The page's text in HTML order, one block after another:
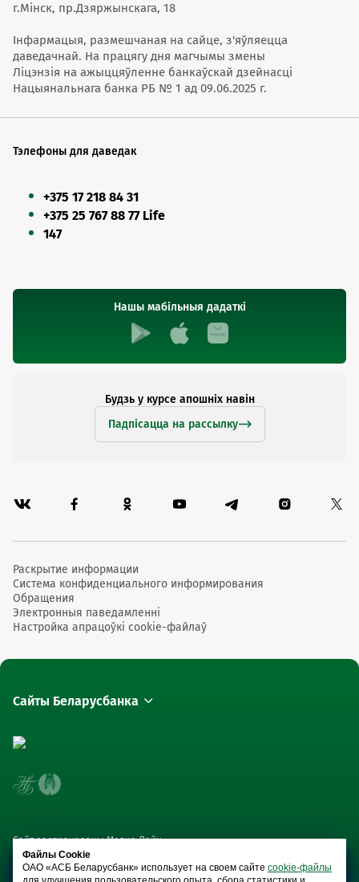
г.Мінск, пр.Дзяржынскага, 18
Інфармацыя, размешчаная на сайце, з'яўляецца
даведачнай. На працягу дня магчымы змены
Ліцэнзія на ажыццяўленне банкаўскай дзейнасці
Нацыянальнага банка РБ № 1 ад 09.06.2025 г.
Тэлефоны для даведак
+375 17 218 84 31
+375 25 767 88 77 Life
147
Нашы мабільныя дадаткі
Будзь у курсе апошніх навін
Падпісацца на рассылку
Раскрытие информации
Система конфиденциального информирования
Обращения
Электронныя паведамленні
Настройка апрацоўкі cookie-файлаў
Сайты Беларусбанка
Сайт распрацаваны Медиа Лайн
Файлы Cookie
ОАО «АСБ Беларусбанк» использует на своем сайте cookie-файлы